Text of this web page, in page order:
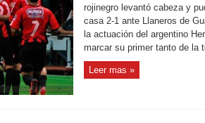
rojinegro levantó cabeza y
casa 2-1 ante Llaneros de
la actuación del argentino
marcar su primer tanto de la
Leer mas »